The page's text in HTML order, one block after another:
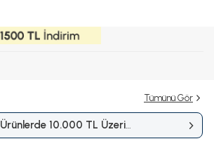
Tümünü Gör
10.000 TL Üzeri
1.500 TL İndirimKampanyası